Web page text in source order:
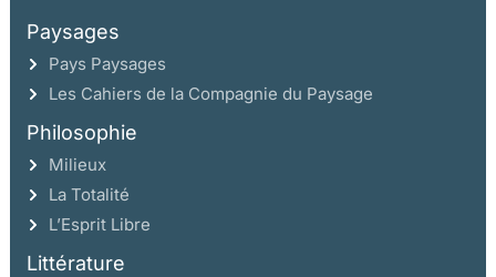
Paysages
Pays Paysages
Les Cahiers de la Compagnie du Paysage
Philosophie
Milieux
La Totalité
L’Esprit Libre
Littérature